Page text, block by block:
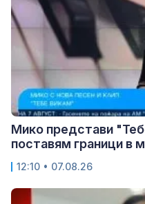
Мико представи
поставям граници в
12:10 • 07.08.26